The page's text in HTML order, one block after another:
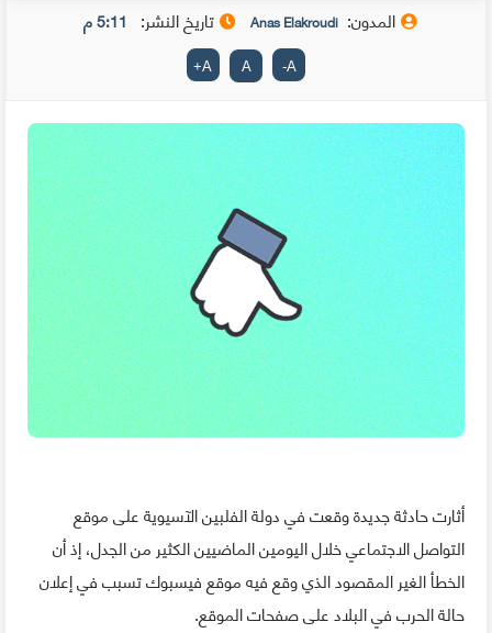
المدون: Anas Elakroudi تاريخ النشر: 5:11 م
A
-
A
A
+
أثارت حادثة جديدة وقعت في دولة الفلبين الآسيوية على موقع
التواصل الاجتماعي خلال اليومين الماضيين الكثير من الجدل، إذ أن
الخطأ الغير المقصود الذي وقع فيه موقع فيسبوك تسبب في إعلان
حالة الحرب في البلاد على صفحات الموقع.